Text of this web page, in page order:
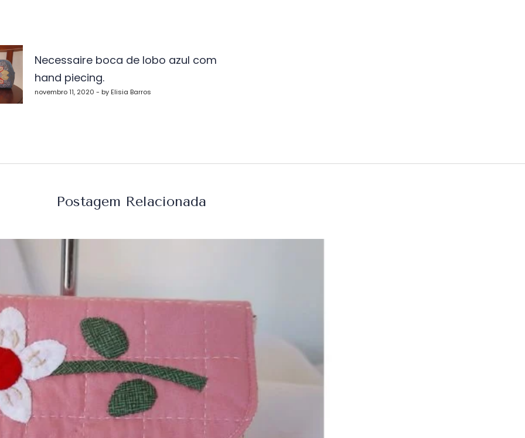
Necessaire boca de lobo azul com
hand piecing.
novembro 11, 2020 - by Elisia Barros
Postagem Relacionada